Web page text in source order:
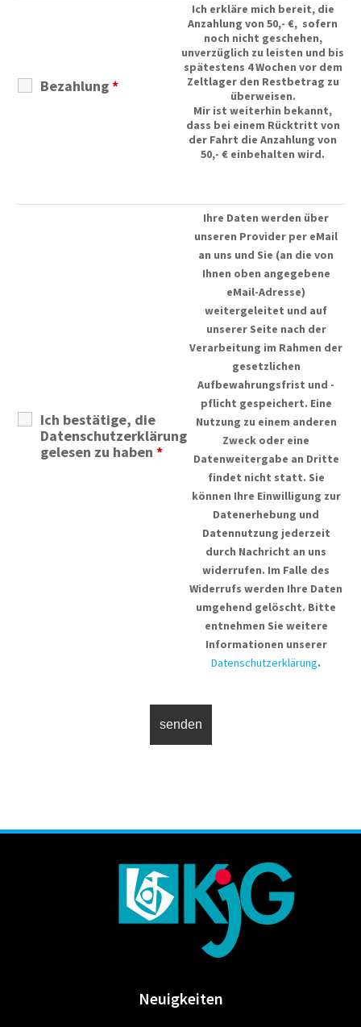
Bezahlung*
Ich erkläre mich bereit, die
Anzahlung von 50,- €, sofern
noch nicht geschehen,
unverzüglich zu leisten und bis
spätestens 4 Wochen vor dem
Zeltlager den Restbetrag zu
überweisen.
Mir ist weiterhin bekannt,
dass bei einem Rücktritt von
der Fahrt die Anzahlung von
50,- € einbehalten wird.
Ich bestätige, die
Datenschutzerklärung
gelesen zu haben *
Ihre Daten werden über
unseren Provider per eMail
an uns und Sie (an die von
Ihnen oben angegebene
eMail-Adresse)
weitergeleitet und auf
unserer Seite nach der
Verarbeitung im Rahmen der
gesetzlichen
Aufbewahrungsfrist und -
pflicht gespeichert. Eine
Nutzung zu einem anderen
Zweck oder eine
Datenweitergabe an Dritte
findet nicht statt. Sie
können Ihre Einwilligung zur
Datenerhebung und
Datennutzung jederzeit
durch Nachricht an uns
widerrufen. Im Falle des
Widerrufs werden Ihre Daten
umgehend gelöscht. Bitte
entnehmen Sie weitere
Informationen unserer
Datenschutzerklärung.
Neuigkeiten